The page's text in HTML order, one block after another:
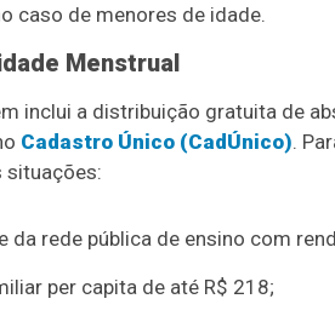
caso de menores de idade.
Menstrual
inclui a distribuição gratuita de
Cadastro Único (CadÚnico).
situações:
da rede pública de ensino com
per capita de até R$ 218;